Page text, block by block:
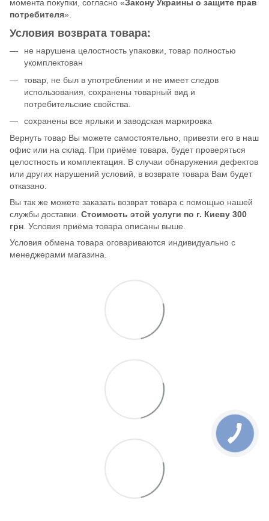
момента покупки, согласно «Закону Украины о защите прав
потребителя».
Условия возврата товара:
не нарушена целостность упаковки, товар полностью
укомплектован
товар, не был в употреблении и не имеет следов
использования, сохранены товарный вид и
потребительские свойства.
сохранены все ярлыки и заводская маркировка
Вернуть товар Вы можете самостоятельно, привезти его в наш
офис или на склад. При приёме товара, будет проверяться
целостность и комплектация. В случаи обнаружения дефектов
или других нарушений условий, в возврате товара Вам будет
отказано.
Вы так же можете заказать возврат товара с помощью нашей
службы доставки. Стоимость этой услуги по г. Киеву 300
грн. Условия приёма товара описаны выше.
Условия обмена товара оговариваются индивидуально с
менеджерами магазина.